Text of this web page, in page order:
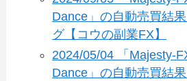
Dance」の自動売買結
グ【コウの副業FX】
2024/05/04 「Majesty-
Dance」の自動売買結